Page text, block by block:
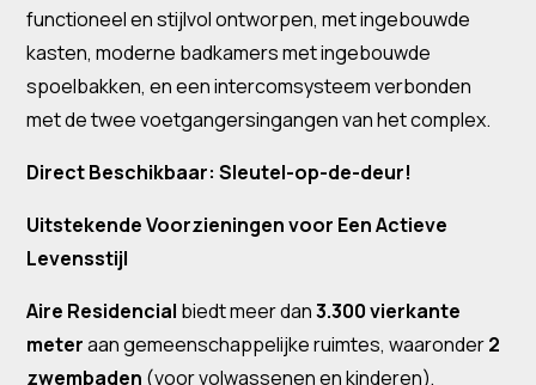
functioneel en stijlvol ontworpen, met ingebouwde
kasten, moderne badkamers met ingebouwde
spoelbakken, en een intercomsysteem verbonden
met de twee voetgangersingangen van het complex.
Direct Beschikbaar: Sleutel-op-de-deur!
Uitstekende Voorzieningen voor Een Actieve
Levensstijl
Aire Residencial biedt meer dan3.300 vierkante
meteraan gemeenschappelijke ruimtes, waaronder2
zwembaden (voor volwassenen en kinderen),